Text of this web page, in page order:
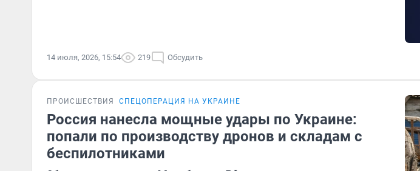
14 июля, 2026, 15:54 219 Обсудить
ПРОИСШЕСТВИЯ СПЕЦОПЕРАЦИЯ НА УКРАИНЕ
Россия нанесла мощные удары по Украине:
попали по производству дронов и складам с
беспилотниками